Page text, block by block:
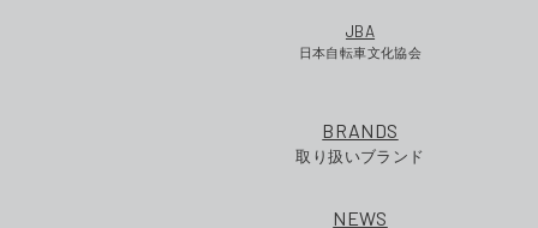
JBA
日本自転車文化協会
BRANDS
取り扱いブランド
NEWS